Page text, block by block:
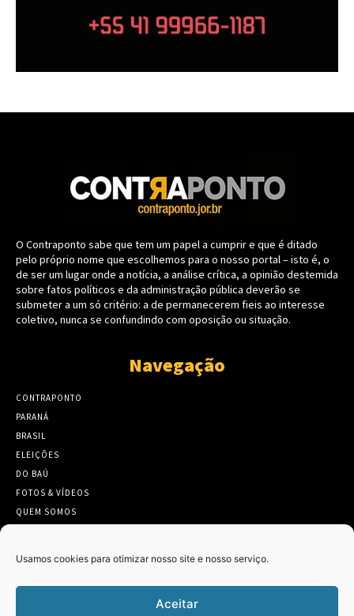
Usamos cookies para otimizar nosso site e nosso serviço.
Aceitar
O Contraponto sabe que tem um papel a cumprir e que é ditado
pelo próprio nome que escolhemos para o nosso portal – isto é, o
de ser um lugar onde a notícia, a análise crítica, a opinião destemida
sobre fatos políticos e da administração pública deverão se
submeter a um só critério: a de permanecerem fieis ao interesse
coletivo, nunca se confundindo com oposição ou situação.
Navegação
CONTRAPONTO
PARANÁ
BRASIL
ELEIÇÕES
DO BAÚ
FOTOS & VÍDEOS
QUEM SOMOS
Twitter